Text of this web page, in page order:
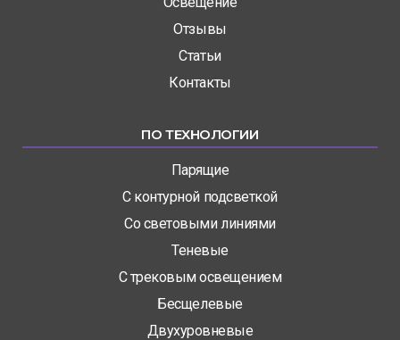
Отзывы
Статьи
Контакты
ПО ТЕХНОЛОГИИ
Парящие
С контурной подсветкой
Со световыми линиями
Теневые
С трековым освещением
Бесщелевые
Двухуровневые